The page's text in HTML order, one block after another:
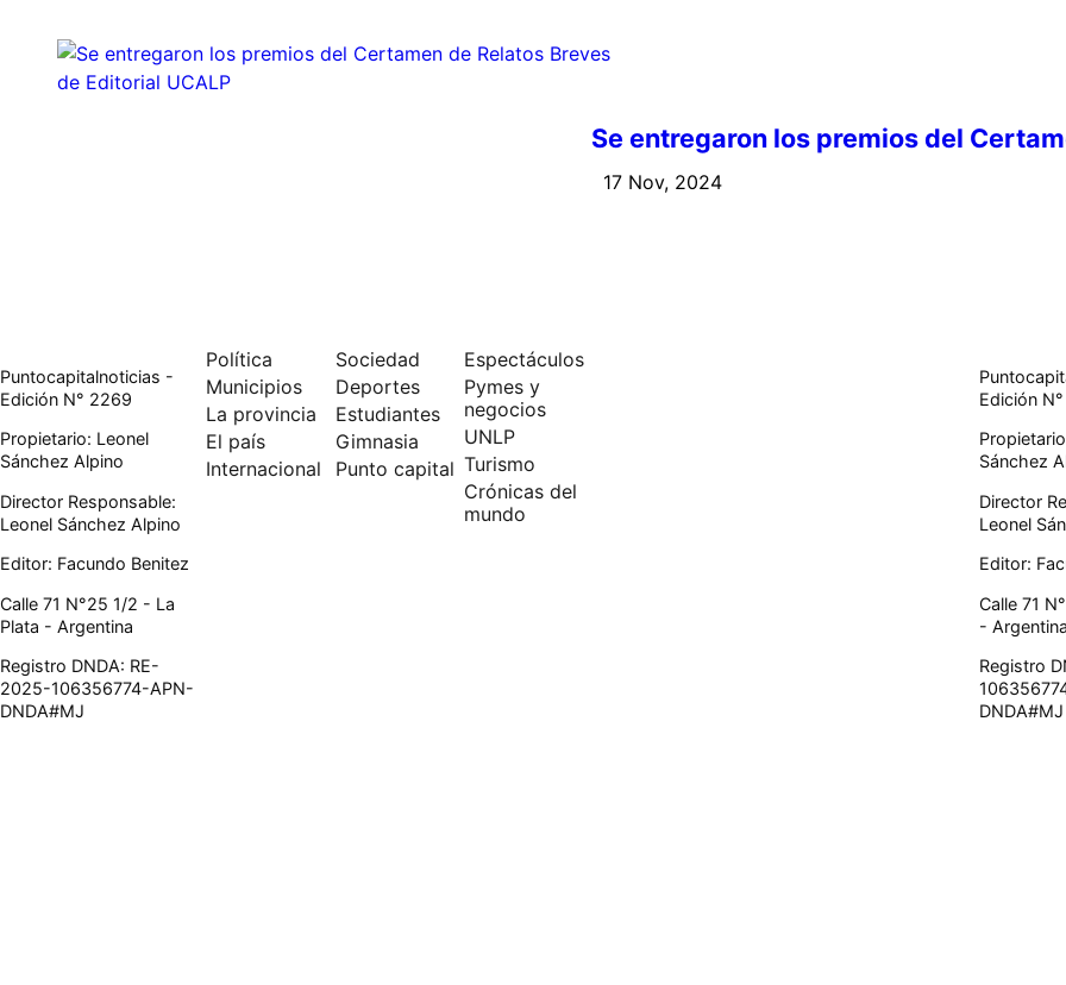
Se entregaron los premios del
17 Nov, 2024
Puntocapitalnoticias -
Edición N° 2269
Propietario: Leonel
Sánchez Alpino
Director Responsable:
Leonel Sánchez Alpino
Editor: Facundo Benitez
Calle 71 N°25 1/2 - La
Plata - Argentina
Registro DNDA: RE-
2025-106356774-APN-
DNDA#MJ
Política
Municipios
La provincia
El país
Internacional
Sociedad
Deportes
Estudiantes
Gimnasia
Punto capital
Espectáculos
Pymes y
negocios
UNLP
Turismo
Crónicas del
mundo
Edición
Sánchez
Director
Leonel
Editor:
Calle 71
- Argentina
Registro
DNDA#MJ